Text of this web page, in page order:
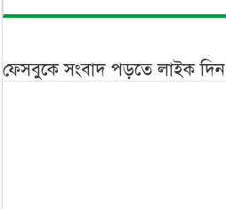
ফেসবুকে সংবাদ পড়তে লাইক দিন